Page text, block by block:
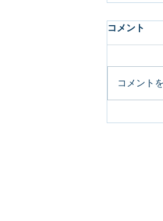
コメント
コメント